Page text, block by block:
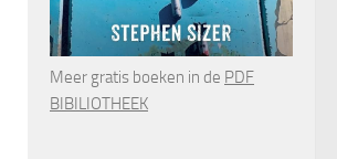
Meer gratis boeken in de PDF
BIBILIOTHEEK